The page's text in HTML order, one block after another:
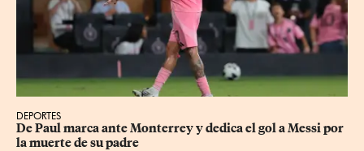
DEPORTES
De Paul marca ante Monterrey y dedica el gol a Messi por
la muerte de su padre